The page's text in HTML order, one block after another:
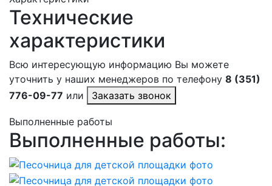
Технические
характеристики
Всю интересующую информацию Вы можете
уточнить у наших менеджеров по телефону 8 (351)
776-09-77 или Заказать звонок
Выполненные работы
Выполненные работы: